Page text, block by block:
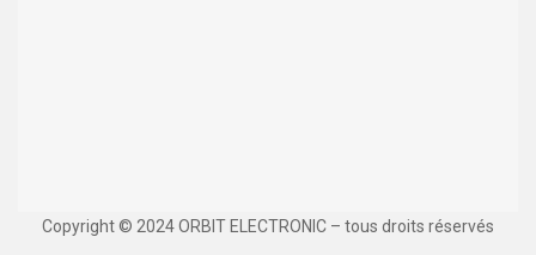
Copyright © 2024 ORBIT ELECTRONIC – tous droits réservés